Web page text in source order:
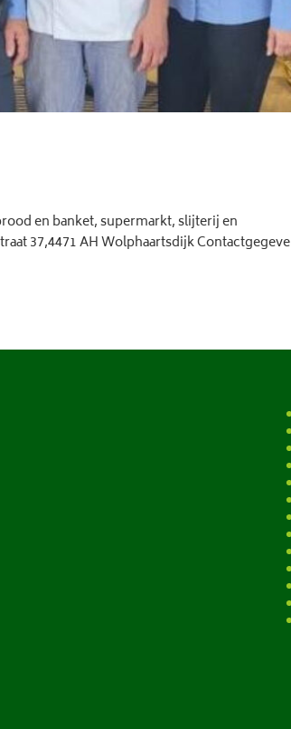
en banket, supermarkt, slijterij en
37,4471 AH Wolphaartsdijk